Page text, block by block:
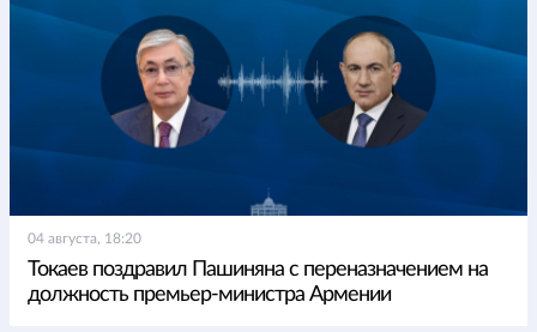
04 августа, 18:20
Токаев поздравил Пашиняна с переназначением на
должность премьер-министра Армении